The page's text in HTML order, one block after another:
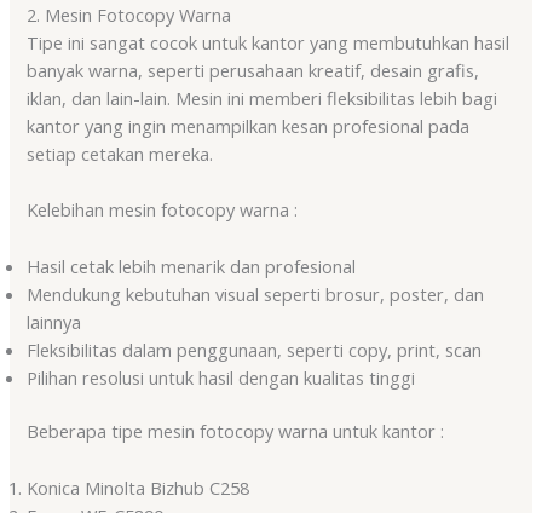
2. Mesin Fotocopy Warna
Tipe ini sangat cocok untuk kantor yang membutuhkan hasil
banyak warna, seperti perusahaan kreatif, desain grafis,
iklan, dan lain-lain. Mesin ini memberi fleksibilitas lebih bagi
kantor yang ingin menampilkan kesan profesional pada
setiap cetakan mereka.
Kelebihan mesin fotocopy warna :
Hasil cetak lebih menarik dan profesional
Mendukung kebutuhan visual seperti brosur, poster, dan
lainnya
Fleksibilitas dalam penggunaan, seperti copy, print, scan
Pilihan resolusi untuk hasil dengan kualitas tinggi
Beberapa tipe mesin fotocopy warna untuk kantor :
Konica Minolta Bizhub C258